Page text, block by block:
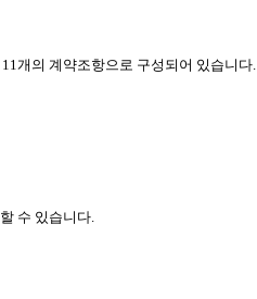
개의 계약조항으로 구성되어 있습니다.
수 있습니다.